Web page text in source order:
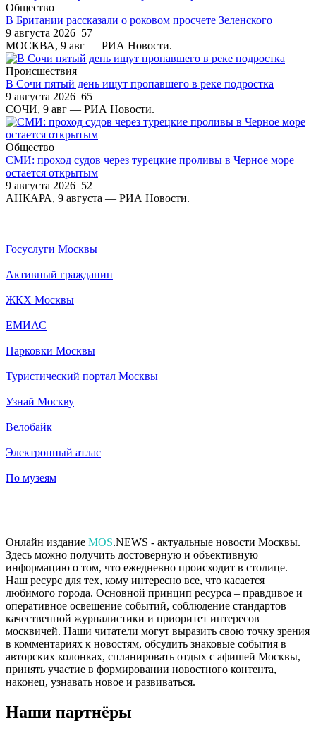
Общество
В Британии рассказали о роковом просчете Зеленского
9 августа 2026 57
МОСКВА, 9 авг — РИА Новости.
Происшествия
В Сочи пятый день ищут пропавшего в реке подростка
9 августа 2026 65
СОЧИ, 9 авг — РИА Новости.
Общество
СМИ: проход судов через турецкие проливы в Черное море
остается открытым
9 августа 2026 52
АНКАРА, 9 августа — РИА Новости.
Госуслуги Москвы
Активный гражданин
ЖКХ Москвы
ЕМИАС
Парковки Москвы
Туристический портал Москвы
Узнай Москву
Велобайк
Электронный атлас
По музеям
Онлайн издание MOS.NEWS - актуальные новости Москвы.
Здесь можно получить достоверную и объективную
информацию о том, что ежедневно происходит в столице.
Наш ресурс для тех, кому интересно все, что касается
любимого города. Основной принцип ресурса – правдивое и
оперативное освещение событий, соблюдение стандартов
качественной журналистики и приоритет интересов
москвичей. Наши читатели могут выразить свою точку зрения
в комментариях к новостям, обсудить знаковые события в
авторских колонках, спланировать отдых с афишей Москвы,
принять участие в формировании новостного контента,
наконец, узнавать новое и развиваться.
Наши партнёры